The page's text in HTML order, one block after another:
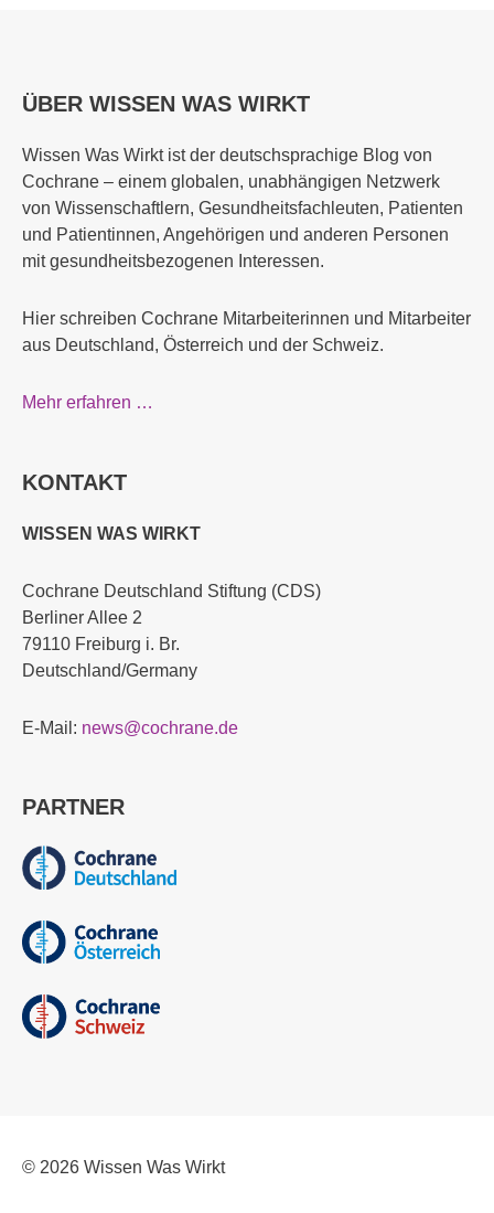
ÜBER WISSEN WAS WIRKT
Wissen Was Wirkt ist der deutschsprachige Blog von
Cochrane – einem globalen, unabhängigen Netzwerk
von Wissenschaftlern, Gesundheitsfachleuten, Patienten
und Patientinnen, Angehörigen und anderen Personen
mit gesundheitsbezogenen Interessen.
Hier schreiben Cochrane Mitarbeiterinnen und Mitarbeiter
aus Deutschland, Österreich und der Schweiz.
Mehr erfahren …
KONTAKT
WISSEN WAS WIRKT
Cochrane Deutschland Stiftung (CDS)
Berliner Allee 2
79110 Freiburg i. Br.
Deutschland/Germany
E-Mail: news@cochrane.de
PARTNER
© 2026 Wissen Was Wirkt